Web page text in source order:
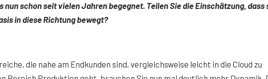
nun schon seit vielen Jahren begegnet. Teilen Sie die Einschätzung, dass
in diese Richtung bewegt?
die nahe am Endkunden sind, vergleichsweise leicht in die Cloud zu